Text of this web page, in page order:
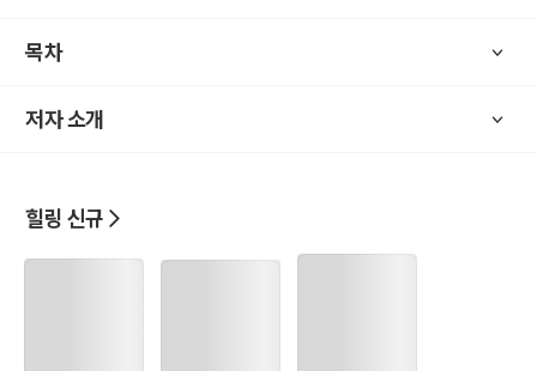
* 아버지가 뇌출혈로 쓰러지셨어요.
* 팔을 올릴 수가 없어요.
* 어머니가 치매증상이 있으세요.
* 조금만 걸어도 가슴 통증이 심해요.
목차
저자 소개
힐링 신규